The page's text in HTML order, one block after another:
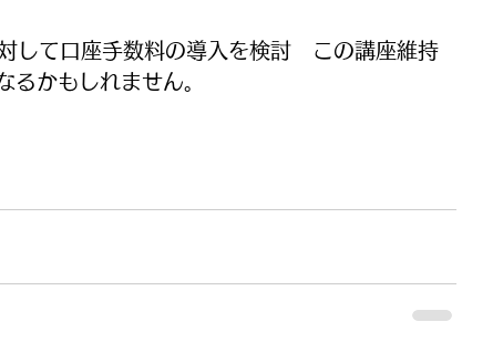
して口座手数料の導入を検討　この講座維持
るかもしれません。